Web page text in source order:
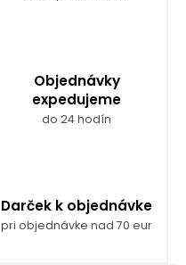
Objednávky
expedujeme
do 24 hodín
Darček k objednávke
pri objednávke nad 70 eur